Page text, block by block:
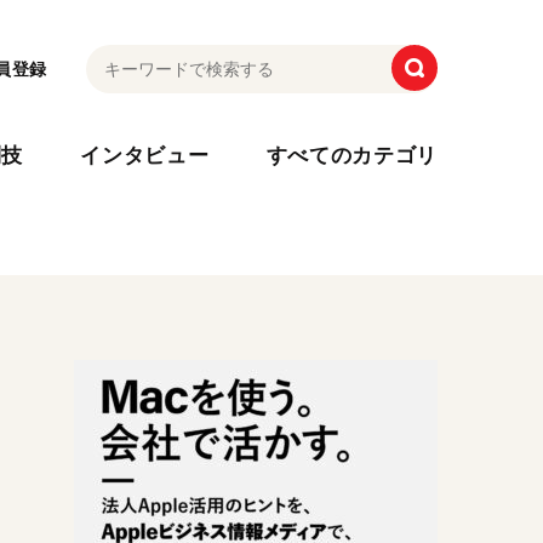
登録
インタビュー すべてのカテゴリ